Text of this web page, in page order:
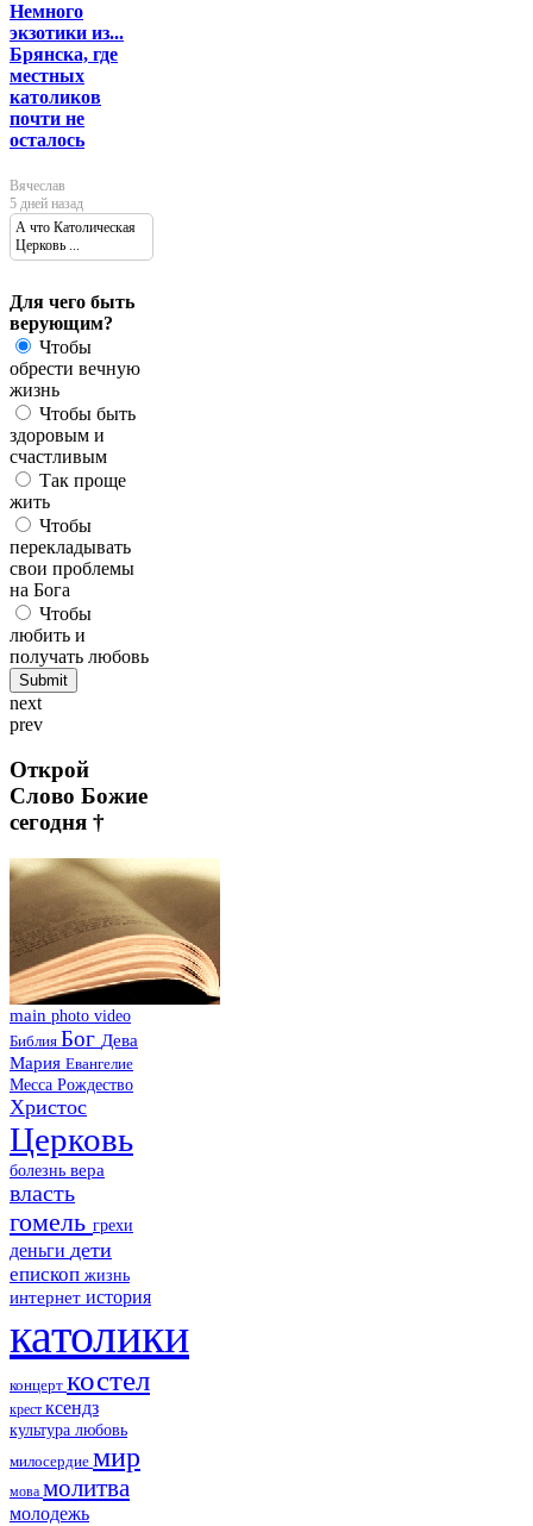
Немного
экзотики из...
Брянска, где
местных
католиков
почти не
осталось
Вячеслав
5 дней назад
А что Католическая
Церковь ...
Для чего быть
верующим?
Чтобы
обрести вечную
жизнь
Чтобы быть
здоровым и
счастливым
Так проще
жить
Чтобы
перекладывать
свои проблемы
на Бога
Чтобы
любить и
получать любовь
next
prev
Открой
Слово Божие
сегодня †
main photo video
Библия Бог Дева
Мария Евангелие
Месса Рождество
Христос
Церковь
болезнь вера
власть
гомель грехи
деньги дети
епископ жизнь
интернет история
католики
концерт костел
крест ксендз
культура любовь
милосердие мир
мова молитва
молодежь